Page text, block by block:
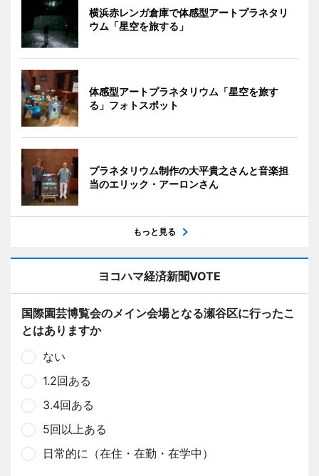
横浜赤レンガ倉庫で体感型アートプラネタリ
ウム「星空を旅する」
体感型アートプラネタリウム「星空を旅す
る」フォトスポット
プラネタリウム制作の大平貴之さんと音楽担
当のエリック・アーロンさん
もっと見る
ヨコハマ経済新聞VOTE
国際園芸博覧会のメイン会場となる瀬谷区に行ったこ
とはありますか
ない
1.2回ある
3.4回ある
5回以上ある
日常的に（在住・在勤・在学中）